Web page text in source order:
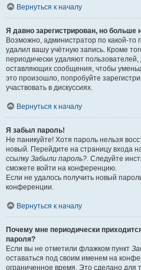
Вернуться к началу
Я давно зарегистрирован, но больше
Возможно, администратор по какой-то
удалил вашу учётную запись. Кроме
периодически удаляют
оставляющих сообщения, чтобы
это произошло, попробуйте
участвовать в дискуссиях.
Вернуться к началу
Я забыл пароль!
Не паникуйте! Хотя пароль нельзя
новый. Перейдите на страницу входа
ссылку Забыли пароль?. Следуйте
сможете войти на конференцию.
Если не удалось получить новый
конференции.
Вернуться к началу
Почему мне периодически
пароля?
Если вы не отметили флажком пункт
оставаться под своим именем на
ограниченное время. Это сделано для